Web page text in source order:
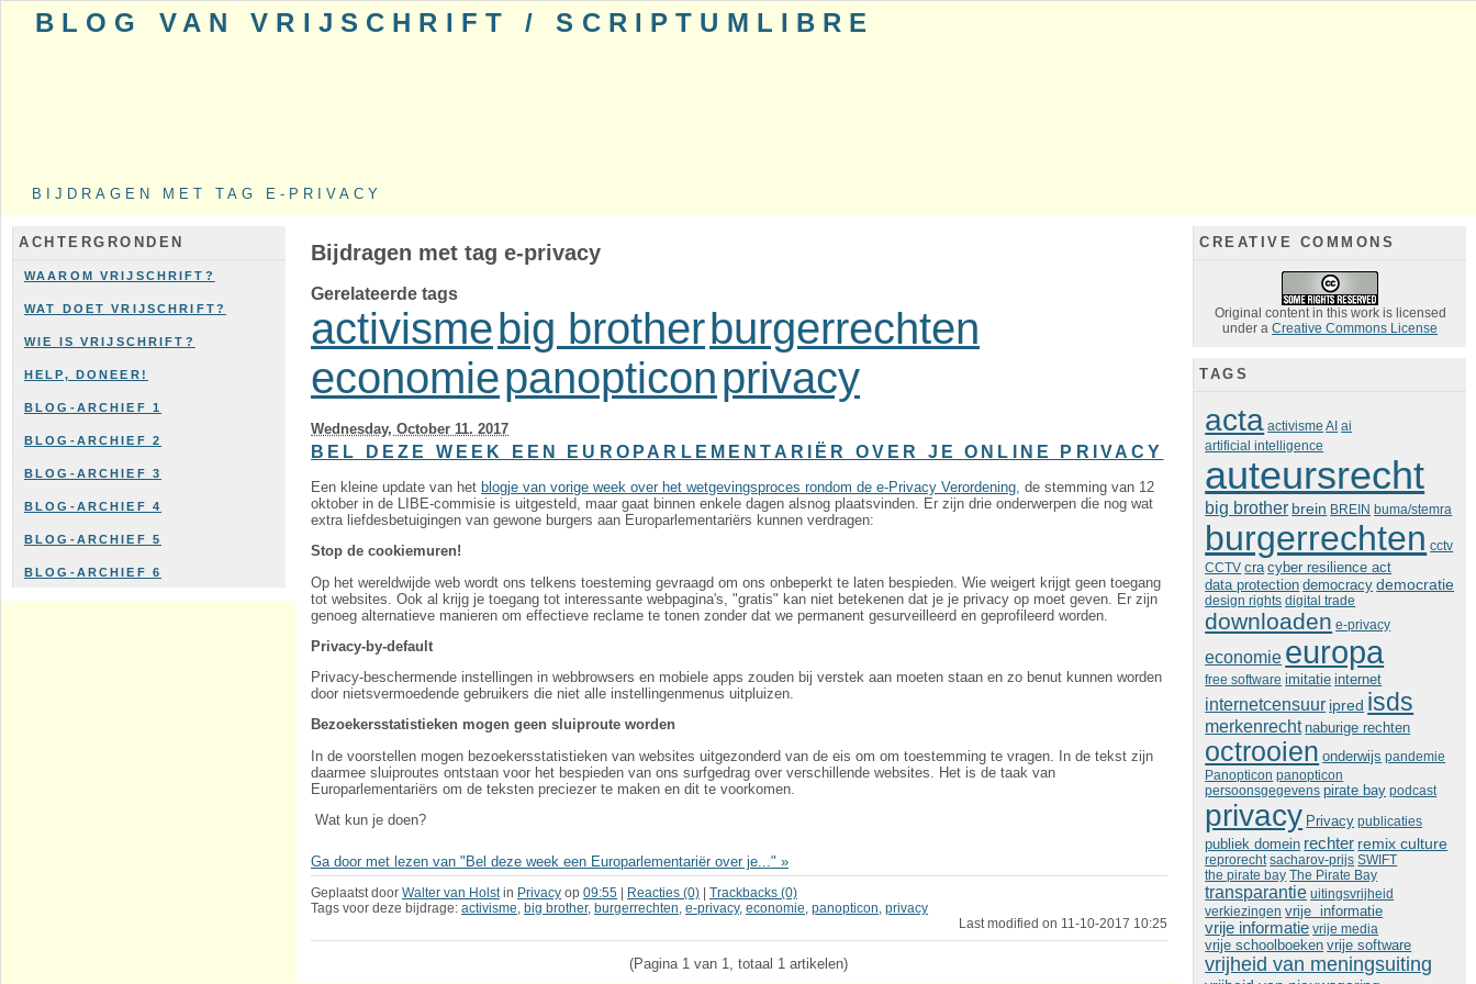
BLOG VAN VRIJSCHRIFT / SCRIPTUMLIBRE
BIJDRAGEN MET TAG E-PRIVACY
ACHTERGRONDEN
WAAROM VRIJSCHRIFT?
WAT DOET VRIJSCHRIFT?
WIE IS VRIJSCHRIFT?
HELP, DONEER!
BLOG-ARCHIEF 1
BLOG-ARCHIEF 2
BLOG-ARCHIEF 3
BLOG-ARCHIEF 4
BLOG-ARCHIEF 5
BLOG-ARCHIEF 6
Bijdragen met tag e-privacy
Gerelateerde tags
activismebig brotherburgerrechten
economiepanopticonprivacy
Wednesday, October 11. 2017
BEL DEZE WEEK EEN EUROPARLEMENTARIËR OVER JE ONLINE PRIVACY
Een kleine update van het blogje van vorige week over het wetgevingsproces rondom de e-Privacy Verordening, de stemming van 12
oktober in de LIBE-commisie is uitgesteld, maar gaat binnen enkele dagen alsnog plaatsvinden. Er zijn drie onderwerpen die nog wat
extra liefdesbetuigingen van gewone burgers aan Europarlementariërs kunnen verdragen:
Stop de cookiemuren!
Op het wereldwijde web wordt ons telkens toesteming gevraagd om ons onbeperkt te laten bespieden. Wie weigert krijgt geen toegang
tot websites. Ook al krijg je toegang tot interessante webpagina's, "gratis" kan niet betekenen dat je je privacy op moet geven. Er zijn
genoeg alternatieve manieren om effectieve reclame te tonen zonder dat we permanent gesurveilleerd en geprofileerd worden.
Privacy-by-default
Privacy-beschermende instellingen in webbrowsers en mobiele apps zouden bij verstek aan moeten staan en zo benut kunnen worden
door nietsvermoedende gebruikers die niet alle instellingenmenus uitpluizen.
Bezoekersstatistieken mogen geen sluiproute worden
In de voorstellen mogen bezoekersstatistieken van websites uitgezonderd van de eis om om toestemming te vragen. In de tekst zijn
daarmee sluiproutes ontstaan voor het bespieden van ons surfgedrag over verschillende websites. Het is de taak van
Europarlementariërs om de teksten preciezer te maken en dit te voorkomen.
Wat kun je doen?
Ga door met lezen van "Bel deze week een Europarlementariër over je..." »
Geplaatst doorWalter van Holstin Privacy op09:55 Reacties (0) |Trackbacks (0)
Tags voor deze bijdrage:activisme, big brother, burgerrechten,e-privacy,economie,panopticon,privacy
Last modified on 11-10-2017 10:25
(Pagina 1 van 1, totaal 1 artikelen)
CREATIVE COMMONS
Original content in this work is licensed
under aCreative Commons License
TAGS
acta activisme AI ai
artificial intelligence
auteursrecht
big brother brein BREIN buma/stemra
burgerrechten cctv
CCTV cra cyber resilience act
data protection democracy democratie
design rights digital trade
downloaden e-privacy
economie europa
free software imitatie internet
internetcensuur ipred isds
merkenrecht naburige rechten
octrooien onderwijs pandemie
Panopticon panopticon
persoonsgegevens pirate bay podcast
privacy Privacy publicaties
publiek domein rechter remix culture
reprorecht sacharov-prijs SWIFT
the pirate bay The Pirate Bay
transparantie uitingsvrijheid
verkiezingen vrije informatie
vrije informatie vrije media
vrije schoolboeken vrije software
vrijheid van meningsuiting